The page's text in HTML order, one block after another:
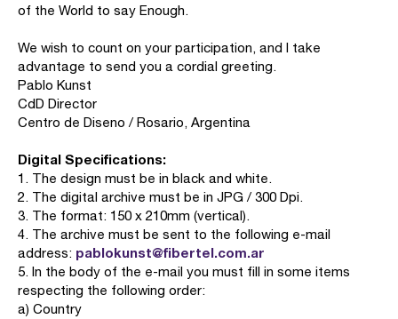
of the World to say Enough.
We wish to count on your participation, and I take
advantage to send you a cordial greeting.
Pablo Kunst
CdD Director
Centro de Diseno / Rosario, Argentina
Digital Specifications:
1. The design must be in black and white.
2. The digital archive must be in JPG / 300 Dpi.
3. The format: 150 x 210mm (vertical).
4. The archive must be sent to the following e-mail
address: pablokunst@fibertel.com.ar
5. In the body of the e-mail you must fill in some items
respecting the following order:
a) Country